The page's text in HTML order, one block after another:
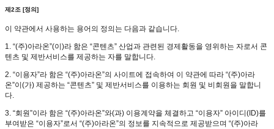
제2조 [정의]
이 약관에서 사용하는 용어의 정의는 다음과 같습니다.
1. “(주)아라온”(이)라 함은 “콘텐츠” 산업과 관련된 경제활동을 영위하는 자로서 콘
텐츠 및 제반서비스를 제공하는 자를 말합니다.
2. “이용자”라 함은 “(주)아라온”의 사이트에 접속하여 이 약관에 따라 “(주)아라
온”이(가) 제공하는 “콘텐츠” 및 제반서비스를 이용하는 회원 및 비회원을 말합니
다.
3. “회원”이라 함은 “(주)아라온”와(과) 이용계약을 체결하고 “이용자” 아이디(ID)를
부여받은 “이용자”로서 “(주)아라온”의 정보를 지속적으로 제공받으며 “(주)아라